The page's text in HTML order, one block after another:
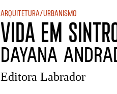
Arquitetura/Urbanismo
VIDA EM
Dayana
Editora Labrador